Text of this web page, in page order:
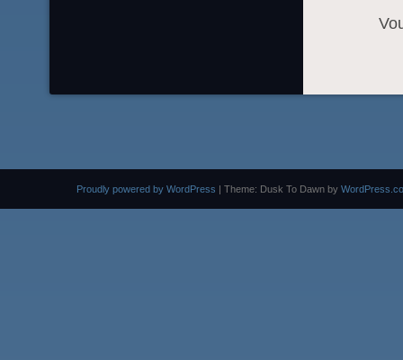
Proudly powered by WordPress | Theme: Dusk To Dawn by